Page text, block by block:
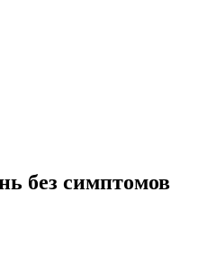
без симптомов